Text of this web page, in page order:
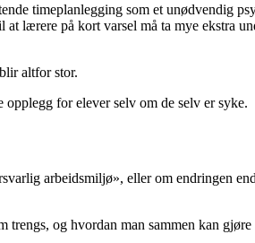
timeplanlegging som et unødvendig
lærere på kort varsel må ta mye ekstra
altfor stor.
for elever selv om de selv er syke.
arbeidsmiljø», eller om endringen
og hvordan man sammen kan